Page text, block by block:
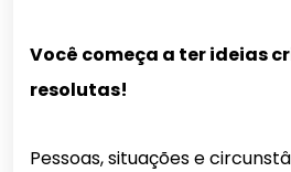
Você começa a ter ideias
resolutas!
Pessoas, situações e